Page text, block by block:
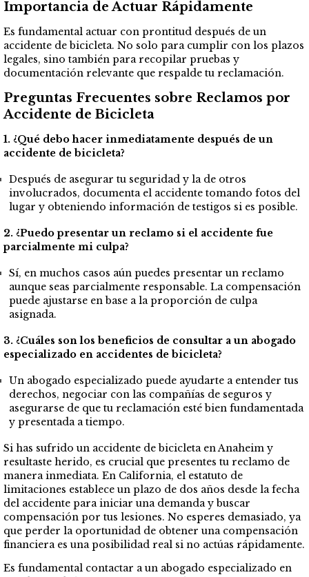
Importancia de Actuar Rápidamente
Es fundamental actuar con prontitud después de un
accidente de bicicleta. No solo para cumplir con los plazos
legales, sino también para recopilar pruebas y
documentación relevante que respalde tu reclamación.
Preguntas Frecuentes sobre Reclamos por
Accidente de Bicicleta
1. ¿Qué debo hacer inmediatamente después de un
accidente de bicicleta?
Después de asegurar tu seguridad y la de otros
involucrados, documenta el accidente tomando fotos del
lugar y obteniendo información de testigos si es posible.
2. ¿Puedo presentar un reclamo si el accidente fue
parcialmente mi culpa?
Sí, en muchos casos aún puedes presentar un reclamo
aunque seas parcialmente responsable. La compensación
puede ajustarse en base a la proporción de culpa
asignada.
3. ¿Cuáles son los beneficios de consultar a un abogado
especializado en accidentes de bicicleta?
Un abogado especializado puede ayudarte a entender tus
derechos, negociar con las compañías de seguros y
asegurarse de que tu reclamación esté bien fundamentada
y presentada a tiempo.
Si has sufrido un accidente de bicicleta en Anaheim y
resultaste herido, es crucial que presentes tu reclamo de
manera inmediata. En California, el estatuto de
limitaciones establece un plazo de dos años desde la fecha
del accidente para iniciar una demanda y buscar
compensación por tus lesiones. No esperes demasiado, ya
que perder la oportunidad de obtener una compensación
financiera es una posibilidad real si no actúas rápidamente.
Es fundamental contactar a un abogado especializado en